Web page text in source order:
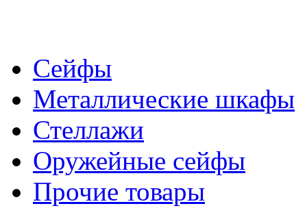
Сейфы
Металлические шкафы
Стеллажи
Оружейные сейфы
Прочие товары